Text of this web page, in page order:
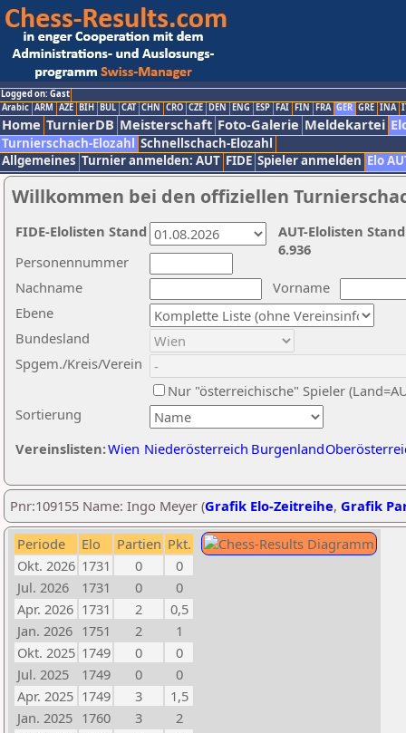
Logged on: Gast
Arabic ARM AZE BIH BUL CAT CHN CRO CZE DEN ENG ESP FAI FIN FRA GER GRE INA
Home TurnierDB Meisterschaft Foto-Galerie Meldekartei
Turnierschach-Elozahl Schnellschach-Elozahl
Allgemeines Turnier anmelden: AUT FIDE Spieler anmelden Elo
Willkommen bei den offiziellen
Nachname
Vorname
Ebene
Sortierung
Personennummer
Bundesland
Spgem./Kreis/Verein
Nur "österreichische" Spieler
Vereinslisten:Wien Niederösterreich Burgenland
AUT-Elolisten
6.936
FIDE-Elolisten Stand
Pnr:109155 Name: Ingo Meyer (Grafik Elo-Zeitreihe, Grafik
Periode Elo Partien Pkt.
Okt. 2026 1731 0
0
Jul. 2026
1731 0
0
Apr. 2026 1731 2
0,5
Jan. 2026 1751 2
1
Okt. 2025 1749 0
0
Jul. 2025
1749 0
0
Apr. 2025 1749 3
1,5
Jan. 2025 1760 3
2